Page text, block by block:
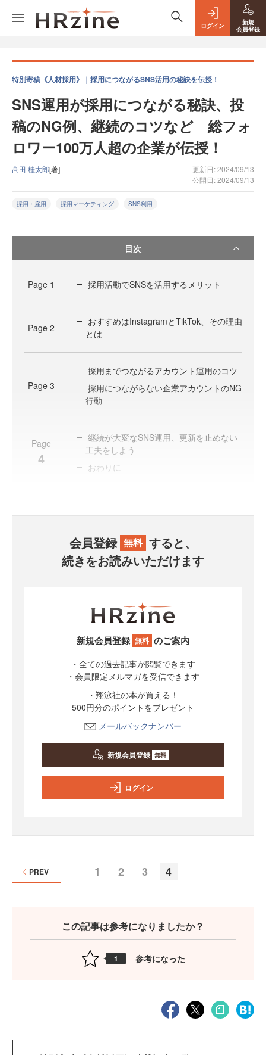
ログイン
新規
会員登録
特別寄稿《人材採用》｜採用につながるSNS活用の秘訣を伝授！
SNS運用が採用につながる秘訣、投
稿のNG例、継続のコツなど 総フォ
ロワー100万人超の企業が伝授！
髙田 桂太郎[著]
更新日: 2024/09/13
公開日: 2024/09/13
採用・雇用 採用マーケティング SNS利用
目次
Page 1 採用活動でSNSを活用するメリット
Page 2
おすすめはInstagramとTikTok、その理由
とは
Page 3
採用までつながるアカウント運用のコツ
採用につながらない企業アカウントのNG
行動
Page
4
継続が大変なSNS運用、更新を止めない
工夫をしよう
おわりに
会員登録 無料 すると、
続きをお読みいただけます
新規会員登録 無料 のご案内
・全ての過去記事が閲覧できます
・会員限定メルマガを受信できます
・翔泳社の本が買える！
500円分のポイントをプレゼント
メールバックナンバー
新規会員登録 無料
ログイン
1 2 3 4
PREV
この記事は参考になりましたか？
1 参考になった